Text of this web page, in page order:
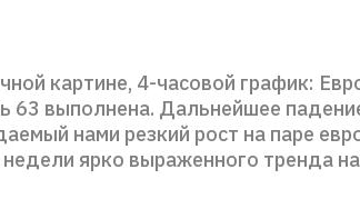
картине, 4-часовой график:
63 выполнена. Дальнейшее
нами резкий рост на паре
ярко выраженного тренда